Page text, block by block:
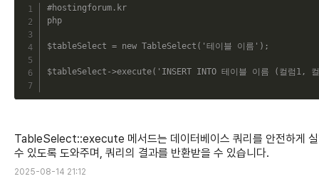
#hostingforum.kr
php
$tableSelect = new TableSelect ( '테이블 이름' ) ;
$tableSelect ->execute( 'INSERT INTO 테이블 이름 (컬럼1,
TableSelect::execute 메서드는 데이터베이스 쿼리를 안전하게
수 있도록 도와주며, 쿼리의 결과를 반환받을 수 있습니다.
2025-08-14 21:12